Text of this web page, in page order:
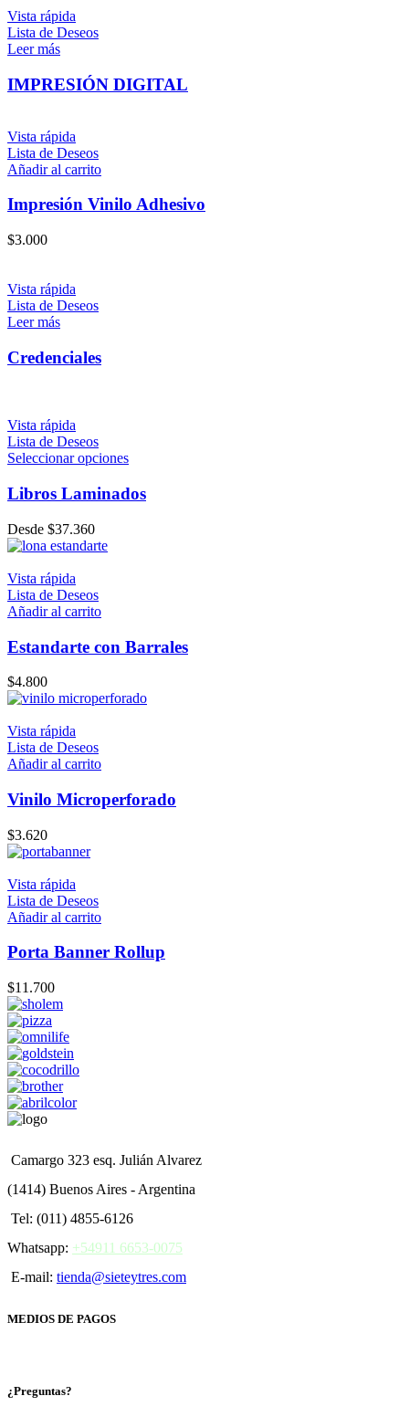
Vista rápida
Lista de Deseos
Leer más
IMPRESIÓN DIGITAL
Vista rápida
Lista de Deseos
Añadir al carrito
Impresión Vinilo Adhesivo
$3.000
Vista rápida
Lista de Deseos
Leer más
Credenciales
Vista rápida
Lista de Deseos
Seleccionar opciones
Libros Laminados
Desde $37.360
Vista rápida
Lista de Deseos
Añadir al carrito
Estandarte con Barrales
$4.800
Vista rápida
Lista de Deseos
Añadir al carrito
Vinilo Microperforado
$3.620
Vista rápida
Lista de Deseos
Añadir al carrito
Porta Banner Rollup
$11.700
Camargo 323 esq. Julián Alvarez
(1414) Buenos Aires - Argentina
Tel: (011) 4855-6126
Whatsapp: +54911 6653-0075
E-mail: tienda@sieteytres.com
MEDIOS DE PAGOS
¿Preguntas?